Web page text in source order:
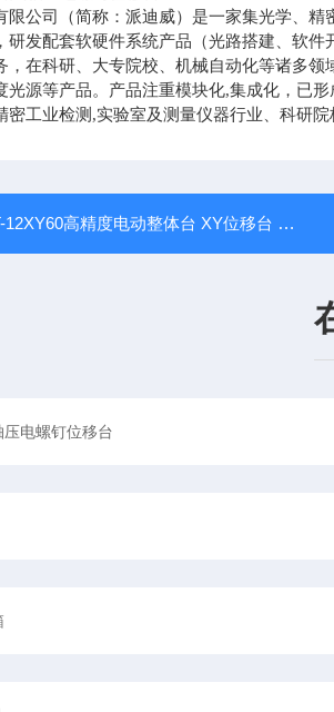
限公司（简称：派迪威）是一家集光学、
研发配套软硬件系统产品（光路搭建、软
，在科研、大专院校、机械自动化等诸多
光源等产品。产品注重模块化,集成化，已
密工业检测,实验室及测量仪器行业、科研
高精度电动整体台 XY位移台 XY轴行程60mm